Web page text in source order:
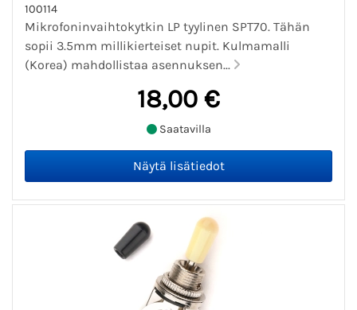
100114
Mikrofoninvaihtokytkin LP tyylinen SPT70. Tähän
sopii 3.5mm millikierteiset nupit. Kulmamalli
(Korea) mahdollistaa asennuksen...
18,00 €
Saatavilla